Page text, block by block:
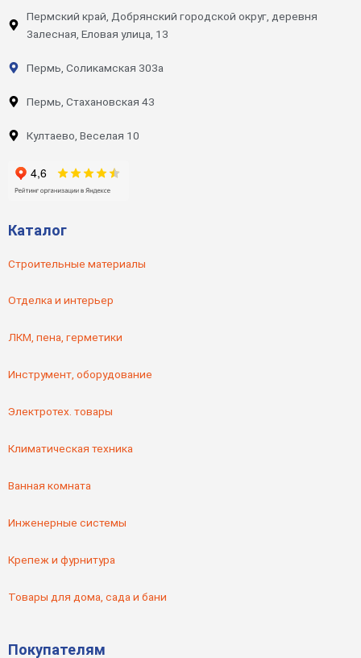
Пермский край, Добрянский городской округ, деревня
Залесная, Еловая улица, 13
Пермь, Соликамская 303а
Пермь, Стахановская 43
Култаево, Веселая 10
Каталог
Строительные материалы
Отделка и интерьер
ЛКМ, пена, герметики
Инструмент, оборудование
Электротех. товары
Климатическая техника
Ванная комната
Инженерные системы
Крепеж и фурнитура
Товары для дома, сада и бани
Покупателям